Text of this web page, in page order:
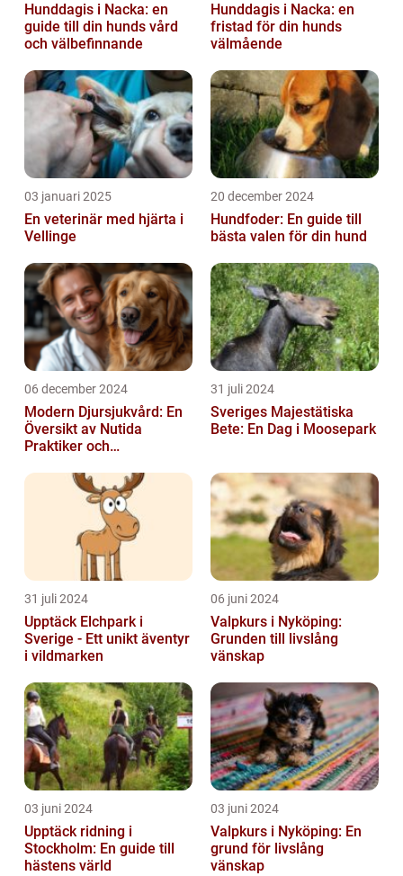
Hunddagis i Nacka: en
guide till din hunds vård
och välbefinnande
Hunddagis i Nacka: en
fristad för din hunds
välmående
03 januari 2025
En veterinär med hjärta i
Vellinge
20 december 2024
Hundfoder: En guide till
bästa valen för din hund
06 december 2024
Modern Djursjukvård: En
Översikt av Nutida
Praktiker och
31 juli 2024
Sveriges Majestätiska
Bete: En Dag i Moosepark
31 juli 2024
Upptäck Elchpark i
Sverige - Ett unikt äventyr
i vildmarken
06 juni 2024
Valpkurs i Nyköping:
Grunden till livslång
vänskap
03 juni 2024
Upptäck ridning i
Stockholm: En guide till
hästens värld
03 juni 2024
Valpkurs i Nyköping: En
grund för livslång
vänskap